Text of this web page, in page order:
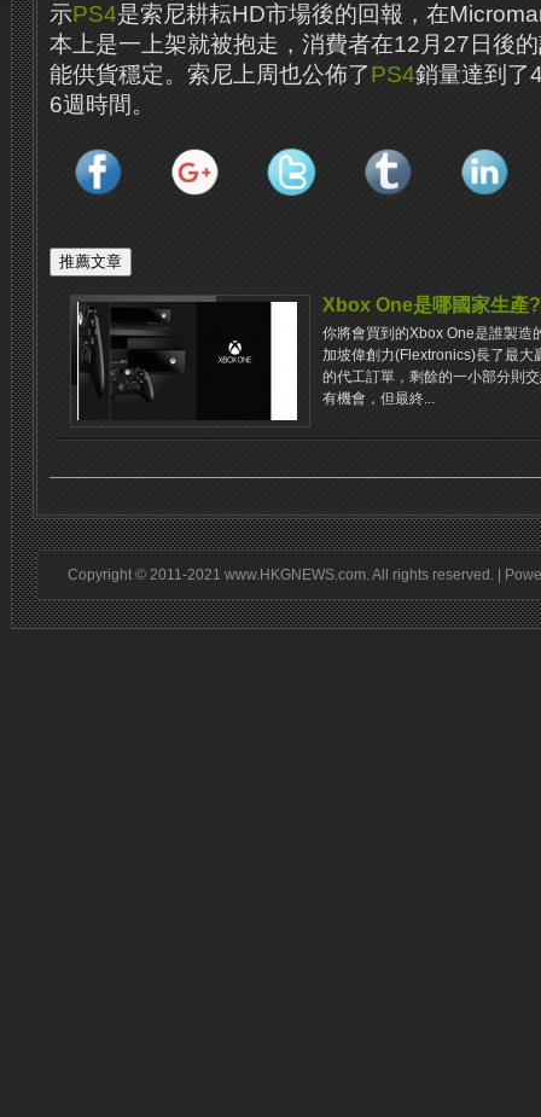
示PS4是索尼耕耘HD市場後的回報，在
本上是一上架就被抱走，消費者在12月27日後
能供貨穩定。索尼上周也公佈了PS4銷量達到了
6週時間。
Xbox One是哪國家生產?
你將會買到的Xbox One是誰製造
加坡偉創力(Flextronics)長了最
的代工訂單，剩餘的一小部分則
有機會，但最終...
Copyright © 2011-2021 www.HKGNEWS.com. All rights reserved. |